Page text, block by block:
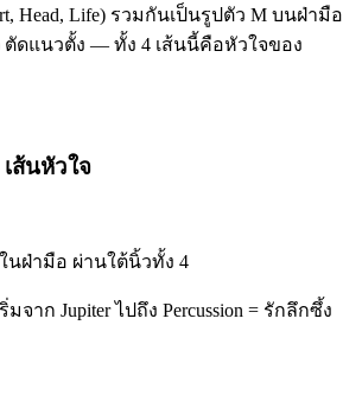
Head, Life) รวมกันเป็นรูปตัว M บนฝ่ามือ
ตัดแนวตั้ง — ทั้ง 4 เส้นนี้คือหัวใจของ
เส้นหัวใจ
นฝ่ามือ ผ่านใต้นิ้วทั้ง 4
มจาก Jupiter ไปถึง Percussion = รักลึกซึ้ง